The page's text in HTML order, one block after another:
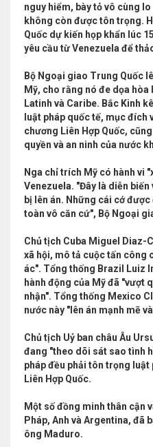
nguy hiểm, bày tỏ vô cùng
không còn được tôn trọng.
Quốc dự kiến họp khẩn lúc
yêu cầu từ Venezuela để
Bộ Ngoại giao Trung Quốc
Mỹ, cho rằng nó đe dọa hòa
Latinh và Caribe. Bắc Kinh
luật pháp quốc tế, mục đích
chương Liên Hợp Quốc,
quyền và an ninh của nước
Nga chỉ trích Mỹ có hành vi
Venezuela. "Đây là diễn
bị lên án. Những cái cớ
toàn vô căn cứ", Bộ Ngoại
Chủ tịch Cuba Miguel Diaz-
xã hội, mô tả cuộc tấn công
ác". Tổng thống Brazil Luiz
hành động của Mỹ đã "vượt
nhận". Tổng thống Mexico
nước này "lên án mạnh mẽ
Chủ tịch Uỷ ban châu Âu
đang "theo dõi sát sao tình
pháp đều phải tôn trọng luật
Liên Hợp Quốc.
Một số đồng minh thân cận
Pháp, Anh và Argentina, đã
ông Maduro.